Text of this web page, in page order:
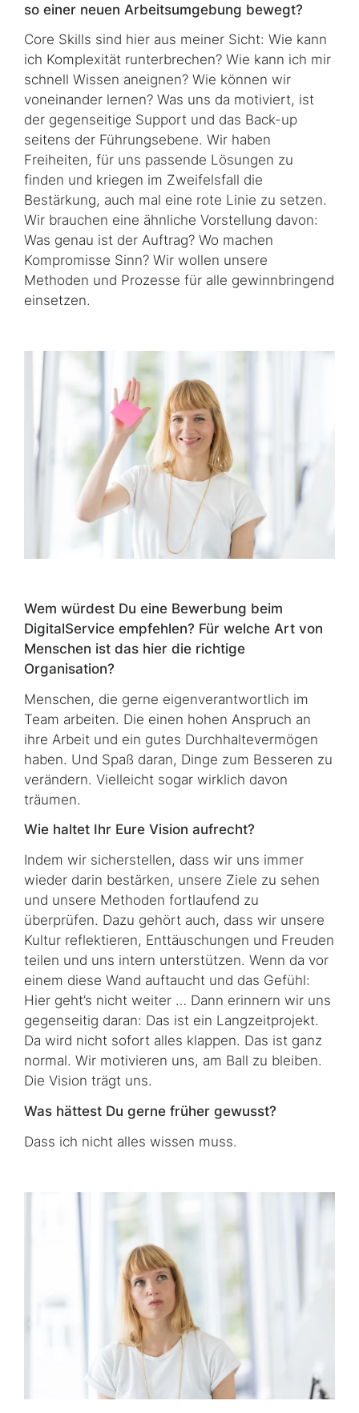
so einer neuen Arbeitsumgebung bewegt?
Core Skills sind hier aus meiner Sicht: Wie kann
ich Komplexität runterbrechen? Wie kann ich mir
schnell Wissen aneignen? Wie können wir
voneinander lernen? Was uns da motiviert, ist
der gegenseitige Support und das Back-up
seitens der Führungsebene. Wir haben
Freiheiten, für uns passende Lösungen zu
finden und kriegen im Zweifelsfall die
Bestärkung, auch mal eine rote Linie zu setzen.
Wir brauchen eine ähnliche Vorstellung davon:
Was genau ist der Auftrag? Wo machen
Kompromisse Sinn? Wir wollen unsere
Methoden und Prozesse für alle gewinnbringend
einsetzen.
Wem würdest Du eine Bewerbung beim
DigitalService empfehlen? Für welche Art von
Menschen ist das hier die richtige
Organisation?
Menschen, die gerne eigenverantwortlich im
Team arbeiten. Die einen hohen Anspruch an
ihre Arbeit und ein gutes Durchhaltevermögen
haben. Und Spaß daran, Dinge zum Besseren zu
verändern. Vielleicht sogar wirklich davon
träumen.
Wie haltet Ihr Eure Vision aufrecht?
Indem wir sicherstellen, dass wir uns immer
wieder darin bestärken, unsere Ziele zu sehen
und unsere Methoden fortlaufend zu
überprüfen. Dazu gehört auch, dass wir unsere
Kultur reflektieren, Enttäuschungen und Freuden
teilen und uns intern unterstützen. Wenn da vor
einem diese Wand auftaucht und das Gefühl:
Hier geht’s nicht weiter … Dann erinnern wir uns
gegenseitig daran: Das ist ein Langzeitprojekt.
Da wird nicht sofort alles klappen. Das ist ganz
normal. Wir motivieren uns, am Ball zu bleiben.
Die Vision trägt uns.
Was hättest Du gerne früher gewusst?
Dass ich nicht alles wissen muss.